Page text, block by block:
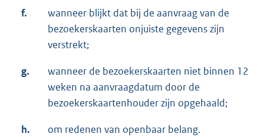
f.
wanneer blijkt dat bij de aanvraag van de
bezoekerskaarten onjuiste gegevens zijn
verstrekt;
g.
wanneer de bezoekerskaarten niet binnen 12
weken na aanvraagdatum door de
bezoekerskaartenhouder zijn opgehaald;
h. om redenen van openbaar belang.